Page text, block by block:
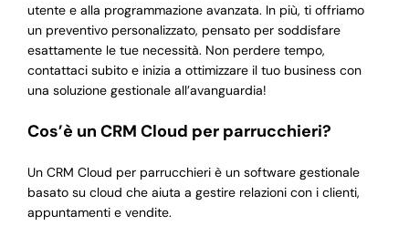
utente e alla programmazione avanzata. In più, ti offriamo
un preventivo personalizzato, pensato per soddisfare
esattamente le tue necessità. Non perdere tempo,
contattaci subito e inizia a ottimizzare il tuo business con
una soluzione gestionale all’avanguardia!
Cos’è un CRM Cloud per parrucchieri?
Un CRM Cloud per parrucchieri è un software gestionale
basato su cloud che aiuta a gestire relazioni con i clienti,
appuntamenti e vendite.